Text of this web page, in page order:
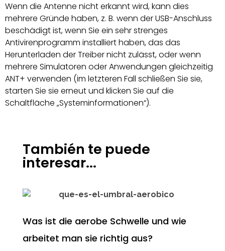
Wenn die Antenne nicht erkannt wird, kann dies
mehrere Gründe haben, z. B. wenn der USB-Anschluss
beschädigt ist, wenn Sie ein sehr strenges
Antivirenprogramm installiert haben, das das
Herunterladen der Treiber nicht zulässt, oder wenn
mehrere Simulatoren oder Anwendungen gleichzeitig
ANT+ verwenden (im letzteren Fall schließen Sie sie,
starten Sie sie erneut und klicken Sie auf die
Schaltfläche „Systeminformationen“).
También te puede
interesar...
Was ist die aerobe Schwelle und wie
arbeitet man sie richtig aus?